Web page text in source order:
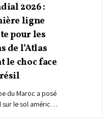
2026 :
ligne
pour les
de l’Atlas
le choc face
du Maroc a posé
le sol américain